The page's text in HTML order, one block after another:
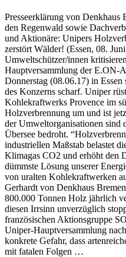
Presseerklärung von Denkhaus
den Regenwald sowie
und Aktionäre: Unipers
zerstört Wälder! (Essen, 08.
Umweltschützer/innen
Hauptversammlung der E.ON-
Donnerstag (08.06.17) in
des Konzerns scharf. Uniper
Kohlekraftwerks Provence im
Holzverbrennung um und ist
der Umweltorganisationen sind
Übersee bedroht.
industriellen Maßstab belastet
Klimagas CO2 und erhöht den
dümmste Lösung unserer
von uralten Kohlekraftwerken
Gerhardt von Denkhaus
800.000 Tonnen Holz jährlich
diesen Irrsinn unverzüglich
französischen Aktionsgruppe
Uniper-Hauptversammlung
konkrete Gefahr, dass
mit fatalen Folgen …